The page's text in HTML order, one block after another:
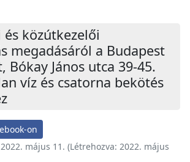
közútkezelői
megadásáról a Budapest
Bókay János utca 39-45.
víz és csatorna bekötés
on
2022. május 11. (Létrehozva: 2022. május